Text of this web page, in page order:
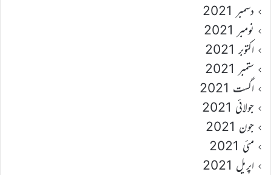
دسمبر 2021
نومبر 2021
اکتوبر 2021
ستمبر 2021
اگست 2021
جولائی 2021
جون 2021
مئی 2021
اپریل 2021